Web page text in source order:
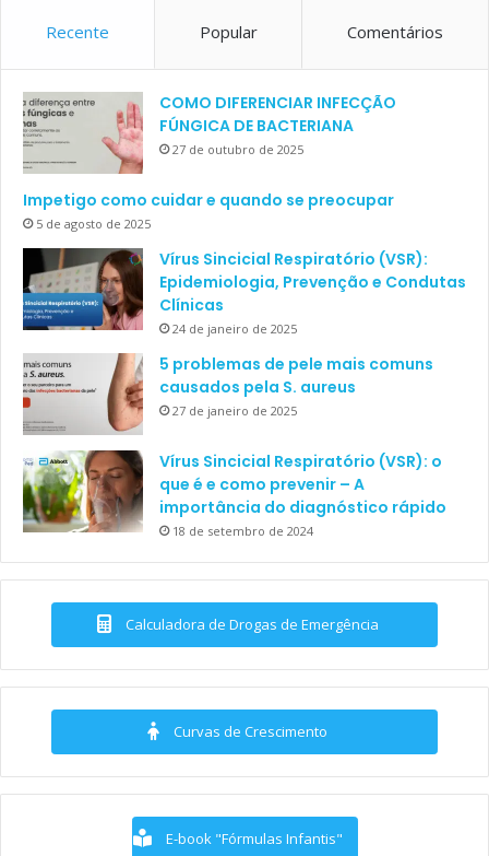
Recente Popular Comentários
COMO DIFERENCIAR INFECÇÃO
FÚNGICA DE BACTERIANA
27 de outubro de 2025
Impetigo como cuidar e quando se preocupar
5 de agosto de 2025
Vírus Sincicial Respiratório (VSR):
Epidemiologia, Prevenção e Condutas
Clínicas
24 de janeiro de 2025
5 problemas de pele mais comuns
causados pela S. aureus
27 de janeiro de 2025
Vírus Sincicial Respiratório (VSR): o
que é e como prevenir – A
importância do diagnóstico rápido
18 de setembro de 2024
Calculadora de Drogas de Emergência
Curvas de Crescimento
E-book "Fórmulas Infantis"